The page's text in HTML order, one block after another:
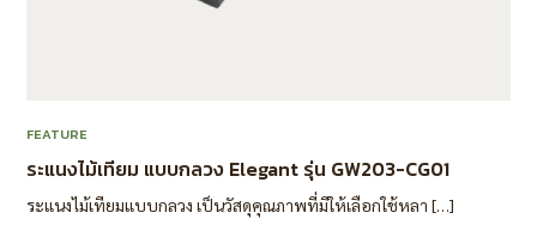
FEATURE
ระแนงไม้เทียม แบบกลวง Elegant รุ่น GW203-CG01
ระแนงไม้เทียมแบบกลวง เป็นวัสดุคุณภาพที่มีให้เลือกใช้หลา […]